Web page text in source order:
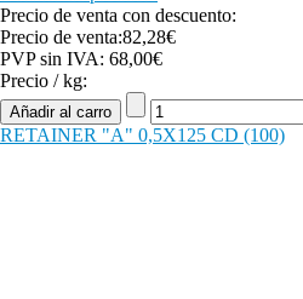
Precio de venta con descuento:
Precio de venta:82,28€
PVP sin IVA: 68,00€
Precio / kg:
RETAINER "A" 0,5X125 CD (100)